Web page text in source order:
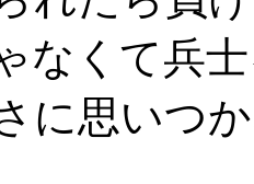
なくて兵
に思いつ